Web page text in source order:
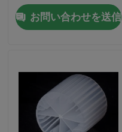
プロダクト
お問い合わせを送信